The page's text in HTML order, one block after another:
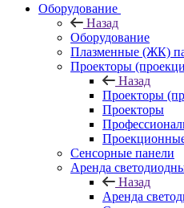
Оборудование
Назад
Оборудование
Плазменные (ЖК)
Проекторы
Назад
Проекторы
Проекторы
Сенсорные панели
Аренда
Назад
Аренда